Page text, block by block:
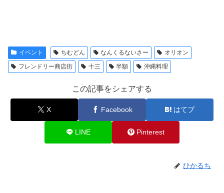
イベント ちむどん なんくるないさー
オリオン
フレンドリー商店街
十三 半額 沖縄料理
この記事をシェアする
X Facebook はてブ
LINE Pinterest
ひかるち